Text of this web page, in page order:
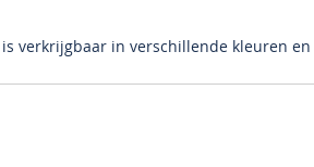
is verkrijgbaar in verschillende kleuren